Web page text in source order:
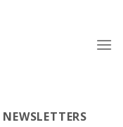
NEWSLETTERS